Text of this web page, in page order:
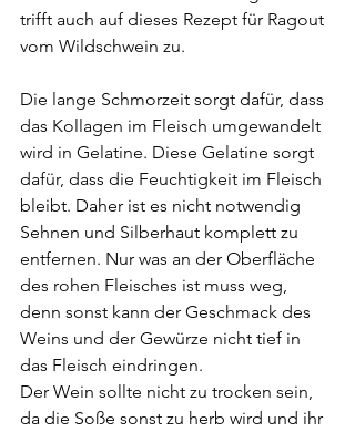
trifft auch auf dieses Rezept für Ragout
vom Wildschwein zu.
Die lange Schmorzeit sorgt dafür, dass
das Kollagen im Fleisch umgewandelt
wird in Gelatine. Diese Gelatine sorgt
dafür, dass die Feuchtigkeit im Fleisch
bleibt. Daher ist es nicht notwendig
Sehnen und Silberhaut komplett zu
entfernen. Nur was an der Oberfläche
des rohen Fleisches ist muss weg,
denn sonst kann der Geschmack des
Weins und der Gewürze nicht tief in
das Fleisch eindringen.
Der Wein sollte nicht zu trocken sein,
da die Soße sonst zu herb wird und ihr